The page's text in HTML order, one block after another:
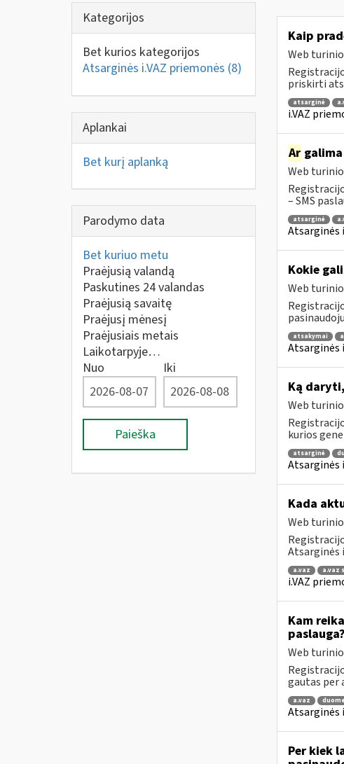
Kategorijos
Bet kurios kategorijos
Atsarginės i.VAZ priemonės (8)
Aplankai
Bet kurį aplanką
Parodymo data
Bet kuriuo metu
Praėjusią valandą
Paskutines 24 valandas
Praėjusią savaitę
Praėjusį mėnesį
Praėjusiais metais
Laikotarpyje…
Nuo
Iki
Paieška
Kaip
Web
priskirti
atsarginė
i.VAZ
Argalima
Web
– SMS
atsarginė
Atsarginės
Kokie
Web
atsakymai
Atsarginės
Ką
Web
kurios
atsarginė
Atsarginės
Kada
Web
Atsarginės
a.vaz a.vaz
i.VAZ
Kam
paslauga?
Web
gautas per
a.vaz
Atsarginės
Per kiek